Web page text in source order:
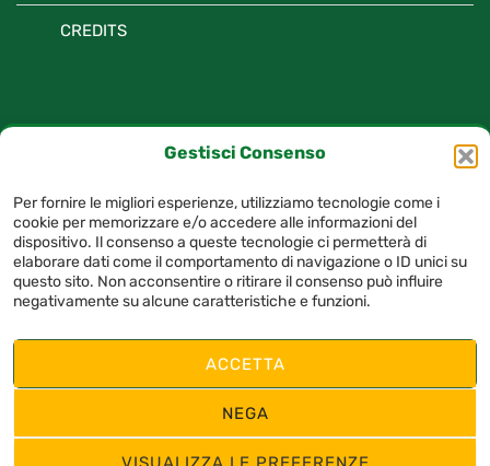
Gestisci Consenso
Per fornire le migliori esperienze, utilizziamo tecnologie come i
cookie per memorizzare e/o accedere alle informazioni del
dispositivo. Il consenso a queste tecnologie ci permetterà di
elaborare dati come il comportamento di navigazione o ID unici su
questo sito. Non acconsentire o ritirare il consenso può influire
negativamente su alcune caratteristiche e funzioni.
ACCETTA
NEGA
CREDITS
TAG
avellino basket Felice Scandone
© 2025 A.S.D. Felice Scandone Avellino – P.I. 03163380649– Tutti i diritti
riservati
Privacy Policy/Social Media Policy/Termini e condizioni/Cookie Policy/
Credits